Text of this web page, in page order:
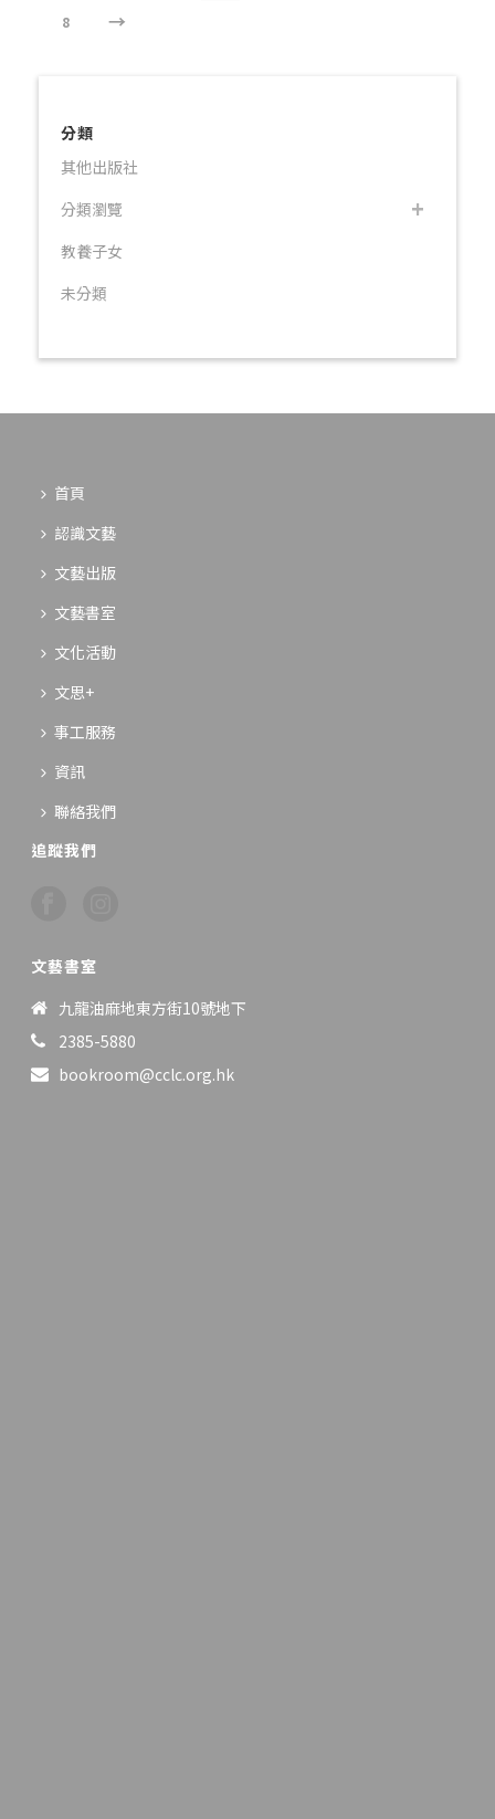
8 →
分類
其他出版社
分類瀏覽
教養子女
未分類
首頁
認識文藝
文藝出版
文藝書室
文化活動
文思+
事工服務
資訊
聯絡我們
追蹤我們
文藝書室
九龍油麻地東方街10號地下
2385-5880
bookroom@cclc.org.hk